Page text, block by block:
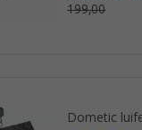
199,00
Dometic